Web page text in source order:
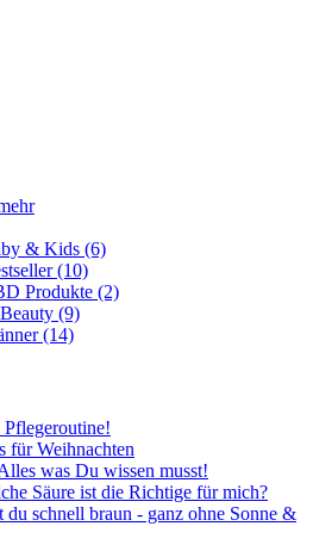
& Kids (6)
(10)
Produkte (2)
(9)
(14)
Pflegeroutine!
für Weihnachten
was Du wissen musst!
Säure ist die Richtige für mich?
schnell braun - ganz ohne Sonne &